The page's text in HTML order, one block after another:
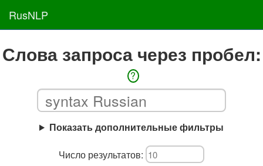
RusNLP
Слова запроса через пробел:
?
Показать дополнительные фильтры
Число результатов: